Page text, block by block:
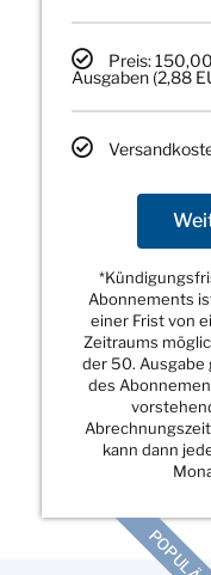
Preis:
Ausgaben (2,88
Abonnements
einer Frist von
Zeitraums
der 50. Ausgabe
des
kann dann